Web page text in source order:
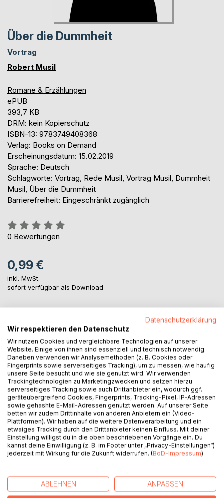
Über die Dummheit
Vortrag
Robert Musil
Romane & Erzählungen
ePUB
393,7 KB
DRM: kein Kopierschutz
ISBN-13: 9783749408368
Verlag: Books on Demand
Erscheinungsdatum: 15.02.2019
Sprache: Deutsch
Schlagworte: Vortrag, Rede Musil, Vortrag Musil, Dummheit
Musil, Über die Dummheit
Barrierefreiheit: Eingeschränkt zugänglich
Bewertung::
0%
0 Bewertungen
0,99 €
inkl. MwSt.
sofort verfügbar als Download
Auf die Merkliste
Titel bewerten
BESCHREIBUNG
dem österreichischem Werkbund vorgetragen wurde.
Datenschutzerklärung
Wir respektieren den Datenschutz
Wir nutzen Cookies und vergleichbare Technologien auf unserer
Website. Einige von ihnen sind essenziell und technisch notwendig.
Daneben verwenden wir Analysemethoden (z. B. Cookies oder
Fingerprints sowie serverseitiges Tracking), um zu messen, wie häufig
unsere Seite besucht und wie sie genutzt wird. Wir verwenden
Trackingtechnologien zu Marketingzwecken und setzen hierzu
serverseitiges Tracking sowie auch Drittanbieter ein, wodurch ggf.
geräteübergreifend Cookies, Fingerprints, Tracking-Pixel, IP-Adressen
sowie gehashte E-Mail-Adressen genutzt werden. Auf unserer Seite
betten wir zudem Drittinhalte von anderen Anbietern ein (Video-
Plattformen). Wir haben auf die weitere Datenverarbeitung und ein
etwaiges Tracking durch den Drittanbieter keinen Einfluss. Mit deiner
Einstellung willigst du in die oben beschriebenen Vorgänge ein. Du
kannst deine Einwilligung (z. B. im Footer unter „Privacy-Einstellungen“)
jederzeit mit Wirkung für die Zukunft widerrufen. (BoD-Impressum)
ABLEHNEN ANPASSEN